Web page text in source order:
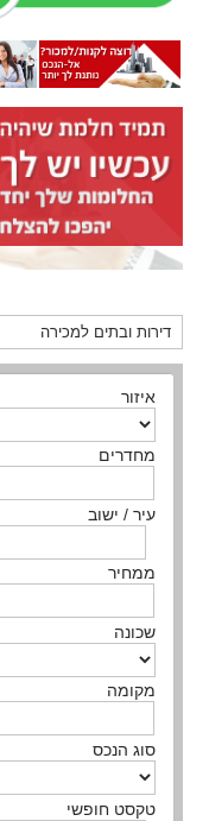
איזור
מחדרים
עיר / ישוב
ממחיר
שכונה
מקומה
סוג הנכס
טקסט חופשי